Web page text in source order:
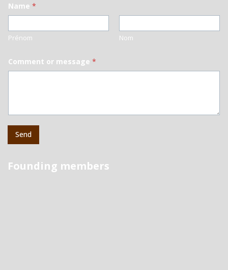
Name *
Prénom Nom
Comment or message *
Send
Founding members